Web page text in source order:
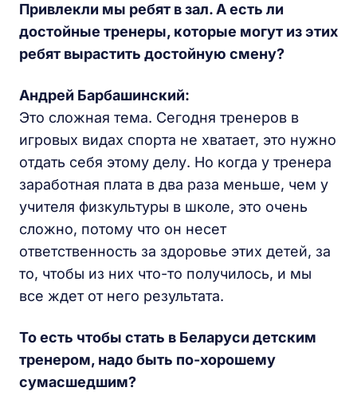
Привлекли мы ребят в зал. А есть ли
достойные тренеры, которые могут из этих
ребят вырастить достойную смену?
Андрей Барбашинский:
Это сложная тема. Сегодня тренеров в
игровых видах спорта не хватает, это нужно
отдать себя этому делу. Но когда у тренера
заработная плата в два раза меньше, чем у
учителя физкультуры в школе, это очень
сложно, потому что он несет
ответственность за здоровье этих детей, за
то, чтобы из них что-то получилось, и мы
все ждет от него результата.
То есть чтобы стать в Беларуси детским
тренером, надо быть по-хорошему
сумасшедшим?